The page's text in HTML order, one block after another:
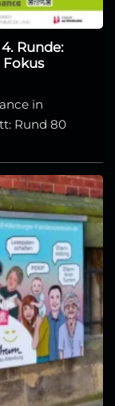
Runde:
in
Rund 80